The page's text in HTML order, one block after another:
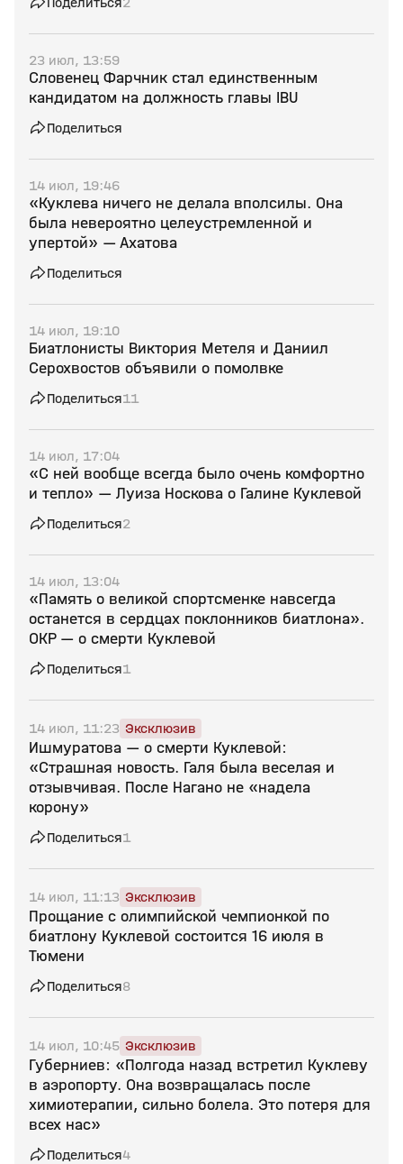
23 июл, 13:59
Словенец Фарчник стал единственным
кандидатом на должность главы IBU
Поделиться
14 июл, 19:46
«Куклева ничего не делала вполсилы. Она
была невероятно целеустремленной и
упертой» — Ахатова
Поделиться
14 июл, 19:10
Биатлонисты Виктория Метеля и Даниил
Серохвостов объявили о помолвке
Поделиться11
14 июл, 17:04
«С ней вообще всегда было очень комфортно
и тепло» — Луиза Носкова о Галине Куклевой
Поделиться2
14 июл, 13:04
«Память о великой спортсменке навсегда
останется в сердцах поклонников биатлона».
ОКР — о смерти Куклевой
Поделиться1
14 июл, 11:23 Эксклюзив
Ишмуратова — о смерти Куклевой:
«Страшная новость. Галя была веселая и
отзывчивая. После Нагано не «надела
корону»
Поделиться1
14 июл, 11:13 Эксклюзив
Прощание с олимпийской чемпионкой по
биатлону Куклевой состоится 16 июля в
Тюмени
Поделиться8
14 июл, 10:45 Эксклюзив
Губерниев: «Полгода назад встретил Куклеву
в аэропорту. Она возвращалась после
химиотерапии, сильно болела. Это потеря для
всех нас»
Поделиться4